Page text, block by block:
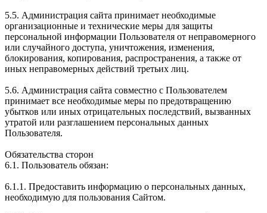
5.5. Администрация сайта принимает необходимые
организационные и технические меры для защиты
персональной информации Пользователя от неправомерного
или случайного доступа, уничтожения, изменения,
блокирования, копирования, распространения, а также от
иных неправомерных действий третьих лиц.
5.6. Администрация сайта совместно с Пользователем
принимает все необходимые меры по предотвращению
убытков или иных отрицательных последствий, вызванных
утратой или разглашением персональных данных
Пользователя.
Обязательства сторон
6.1. Пользователь обязан:
6.1.1. Предоставить информацию о персональных данных,
необходимую для пользования Сайтом.